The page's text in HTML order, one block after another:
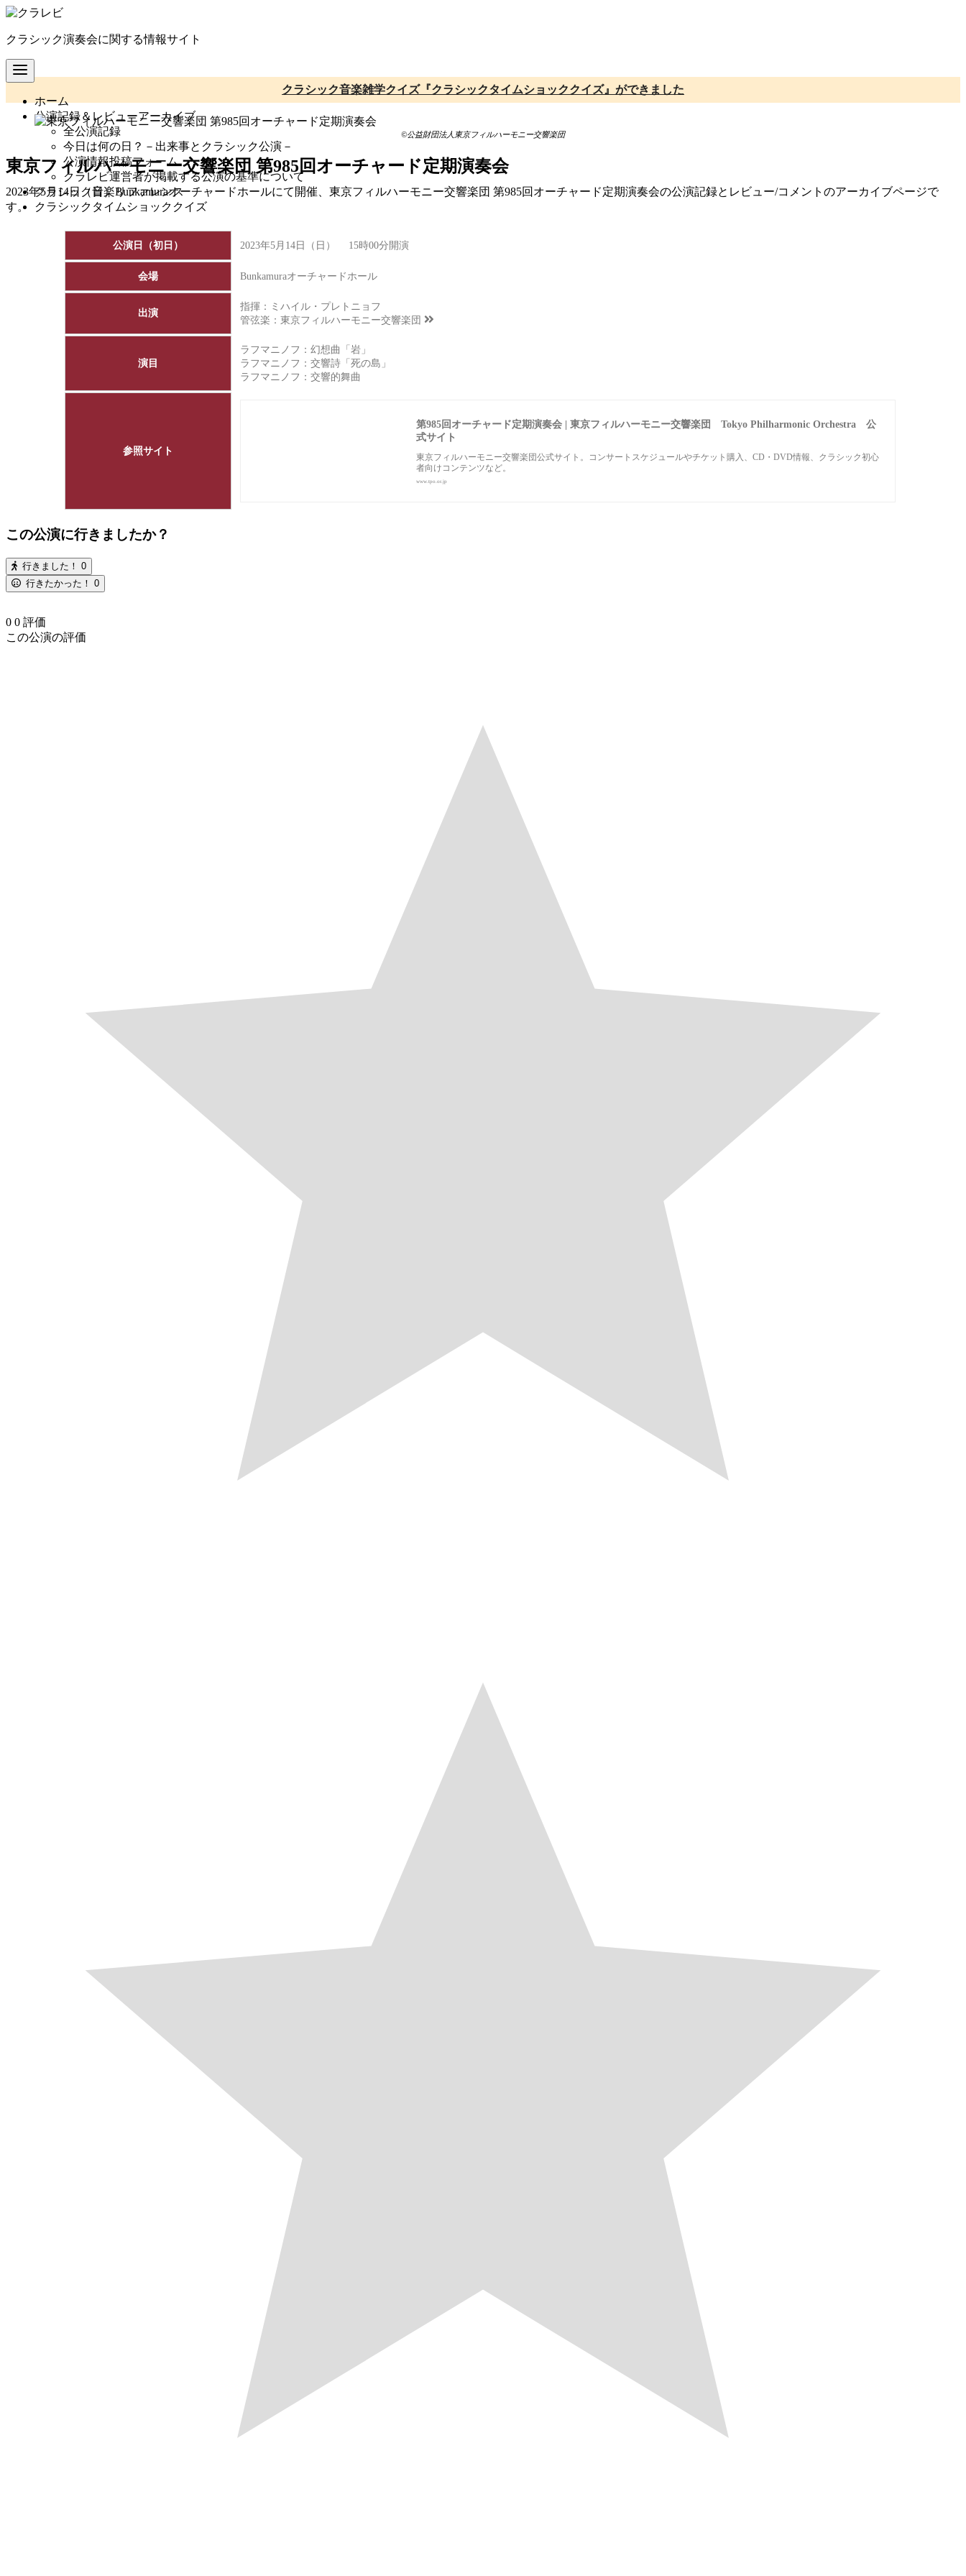
コ
テ
ン
ツ
移
クラシック演奏会に関する情報サイト
ホーム
公演記録＆レビューアーカイブ
全公演記録
今日は何の日？－出来事とクラシック公演－
公演情報投稿フォーム
クラレビ運営者が掲載する公演の基準について
クラシック音楽リファレンス
クラシックタイムショッククイズ
クラシック音楽雑学クイズ『クラシックタイムショッククイズ』ができました
©公益財団法人東京フィルハーモニー交響楽団
東京フィルハーモニー交響楽団 第985回オーチャード定期演奏会
2023年5月14日（日）Bunkamuraオーチャードホールにて開催、東京フィルハーモニー交響楽団 第985回オーチャード定期演奏会の公演記録とレビュー/コメントのアーカイブページで
す。
公演日（初日） 2023年5月14日（日） 15時00分開演
会場 Bunkamuraオーチャードホール
出演
指揮：ミハイル・プレトニョフ
管弦楽： 東京フィルハーモニー交響楽団
演目
ラフマニノフ：幻想曲「岩」
ラフマニノフ：交響詩「死の島」
ラフマニノフ：交響的舞曲
参照サイト
第985回オーチャード定期演奏会 | 東京フィルハーモニー交響楽団 Tokyo Philharmonic Orchestra 公
式サイト
東京フィルハーモニー交響楽団公式サイト。コンサートスケジュールやチケット購入、CD・DVD情報、クラシック初心
者向けコンテンツなど。
www.tpo.or.jp
この公演に行きましたか？
行きました！ 0
行きたかった！ 0
0 0 評価
この公演の評価